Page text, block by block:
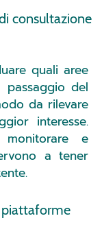
consultazione
quali aree
del
da rilevare
interesse.
e
a tener
piattaforme